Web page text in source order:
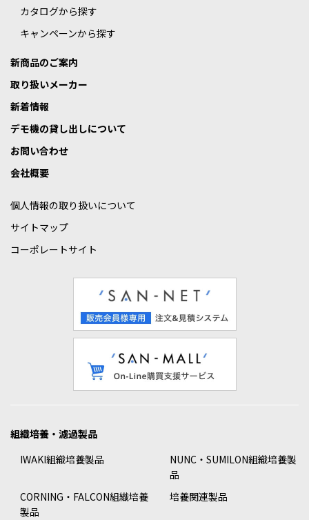
カタログから探す
キャンペーンから探す
新商品のご案内
取り扱いメーカー
新着情報
デモ機の貸し出しについて
お問い合わせ
会社概要
個人情報の取り扱いについて
サイトマップ
コーポレートサイト
組織培養・濾過製品
IWAKI組織培養製品
NUNC・SUMILON組織培養製
品
CORNING・FALCON組織培養
製品
培養関連製品